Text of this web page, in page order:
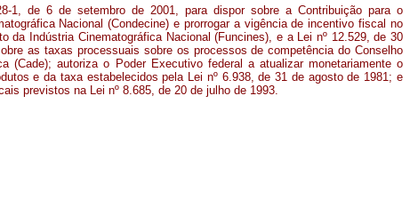
1, de 6 de setembro de 2001, para dispor sobre a Contribuição para o
Nacional (Condecine) e prorrogar a vigência de incentivo fiscal no
da Indústria Cinematográfica Nacional (Funcines), e a Lei nº 12.529, de 30
as taxas processuais sobre os processos de competência do Conselho
(Cade); autoriza o Poder Executivo federal a atualizar monetariamente o
e da taxa estabelecidos pela Lei nº 6.938, de 31 de agosto de 1981; e
previstos na Lei nº 8.685, de 20 de julho de 1993.